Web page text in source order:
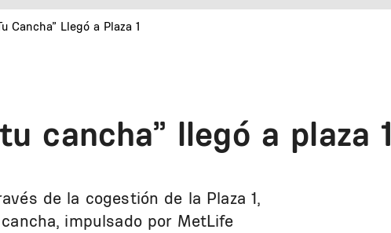
Cancha” Llegó a Plaza 1
cancha” llegó a plaza 1
de la cogestión de la Plaza 1,
impulsado por MetLife